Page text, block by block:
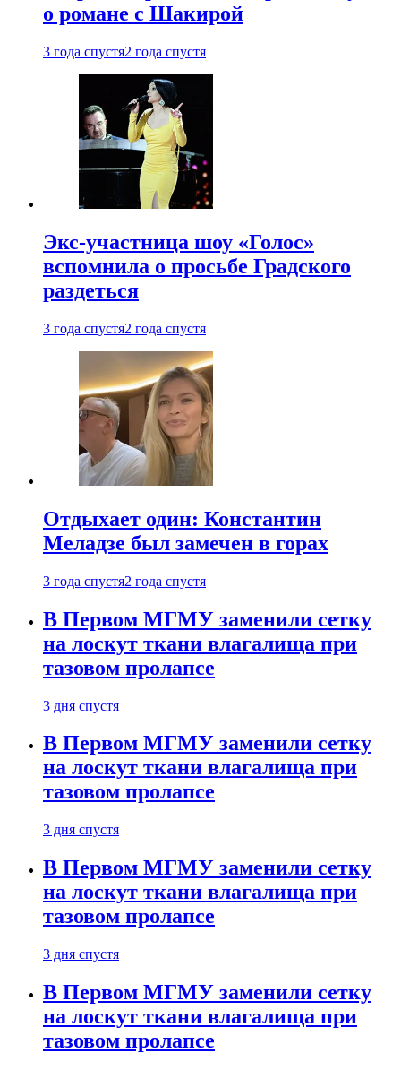
о романе с Шакирой
3 года спустя2 года спустя
Экс-участница шоу «Голос»
вспомнила о просьбе Градского
раздеться
3 года спустя2 года спустя
Отдыхает один: Константин
Меладзе был замечен в горах
3 года спустя2 года спустя
В Первом МГМУ заменили сетку
на лоскут ткани влагалища при
тазовом пролапсе
3 дня спустя
В Первом МГМУ заменили сетку
на лоскут ткани влагалища при
тазовом пролапсе
3 дня спустя
В Первом МГМУ заменили сетку
на лоскут ткани влагалища при
тазовом пролапсе
3 дня спустя
В Первом МГМУ заменили сетку
на лоскут ткани влагалища при
тазовом пролапсе